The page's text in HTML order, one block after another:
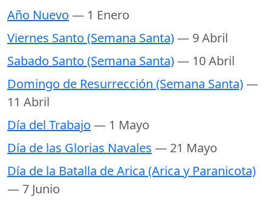
Año Nuevo — 1 Enero
Viernes Santo (Semana Santa)— 9 Abril
Sabado Santo (Semana Santa)— 10 Abril
Domingo de Resurrección (Semana Santa)—
11 Abril
Día del Trabajo — 1 Mayo
Día de las Glorias Navales — 21 Mayo
Día de la Batalla de Arica (Arica y Paranicota)
— 7 Junio